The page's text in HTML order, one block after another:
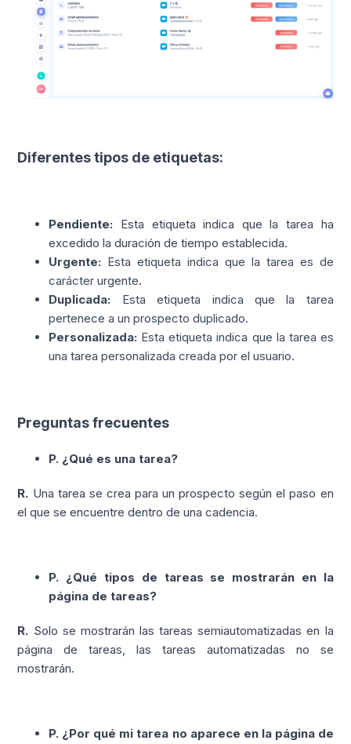
Diferentes tipos de etiquetas:
Pendiente: Esta etiqueta indica que la tarea ha
excedido la duración de tiempo establecida.
Urgente: Esta etiqueta indica que la tarea es de
carácter urgente.
Duplicada: Esta etiqueta indica que la tarea
pertenece a un prospecto duplicado.
Personalizada: Esta etiqueta indica que la tarea es
una tarea personalizada creada por el usuario.
Preguntas frecuentes
P. ¿Qué es una tarea?
R. Una tarea se crea para un prospecto según el paso en
el que se encuentre dentro de una cadencia.
P. ¿Qué tipos de tareas se mostrarán en la
página de tareas?
R. Solo se mostrarán las tareas semiautomatizadas en la
página de tareas, las tareas automatizadas no se
mostrarán.
P. ¿Por qué mi tarea no aparece en la página de